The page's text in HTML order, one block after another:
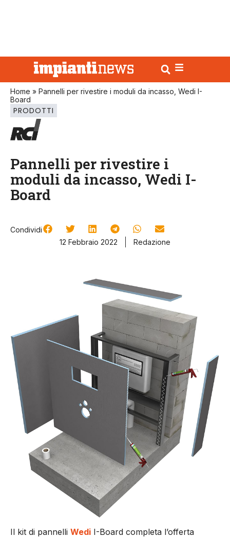
Home » Pannelli per rivestire i moduli da incasso, Wedi I-
Board
PRODOTTI
Pannelli per rivestire i
moduli da incasso, Wedi I-
Board
Condividi
12 Febbraio 2022
Redazione
Il kit di pannelli Wedi I-Board completa l’offerta